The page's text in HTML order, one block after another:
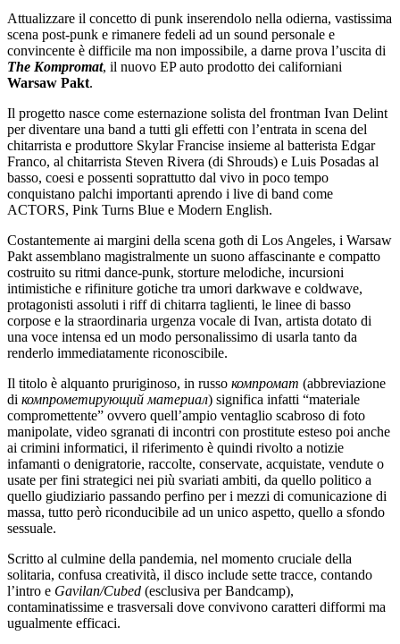
Attualizzare il concetto di punk inserendolo nella odierna, vastissima
scena post-punk e rimanere fedeli ad un sound personale e
convincente è difficile ma non impossibile, a darne prova l’uscita di
The Kompromat, il nuovo EP auto prodotto dei californiani
Warsaw Pakt.
Il progetto nasce come esternazione solista del frontman Ivan Delint
per diventare una band a tutti gli effetti con l’entrata in scena del
chitarrista e produttore Skylar Francise insieme al batterista Edgar
Franco, al chitarrista Steven Rivera (di Shrouds) e Luis Posadas al
basso, coesi e possenti soprattutto dal vivo in poco tempo
conquistano palchi importanti aprendo i live di band come
ACTORS, Pink Turns Blue e Modern English.
Costantemente ai margini della scena goth di Los Angeles, i Warsaw
Pakt assemblano magistralmente un suono affascinante e compatto
costruito su ritmi dance-punk, storture melodiche, incursioni
intimistiche e rifiniture gotiche tra umori darkwave e coldwave,
protagonisti assoluti i riff di chitarra taglienti, le linee di basso
corpose e la straordinaria urgenza vocale di Ivan, artista dotato di
una voce intensa ed un modo personalissimo di usarla tanto da
renderlo immediatamente riconoscibile.
Il titolo è alquanto pruriginoso, in russo компромат (abbreviazione
di компрометирующий материал) significa infatti “materiale
compromettente” ovvero quell’ampio ventaglio scabroso di foto
manipolate, video sgranati di incontri con prostitute esteso poi anche
ai crimini informatici, il riferimento è quindi rivolto a notizie
infamanti o denigratorie, raccolte, conservate, acquistate, vendute o
usate per fini strategici nei più svariati ambiti, da quello politico a
quello giudiziario passando perfino per i mezzi di comunicazione di
massa, tutto però riconducibile ad un unico aspetto, quello a sfondo
sessuale.
Scritto al culmine della pandemia, nel momento cruciale della
solitaria, confusa creatività, il disco include sette tracce, contando
l’intro e Gavilan/Cubed (esclusiva per Bandcamp),
contaminatissime e trasversali dove convivono caratteri difformi ma
ugualmente efficaci.